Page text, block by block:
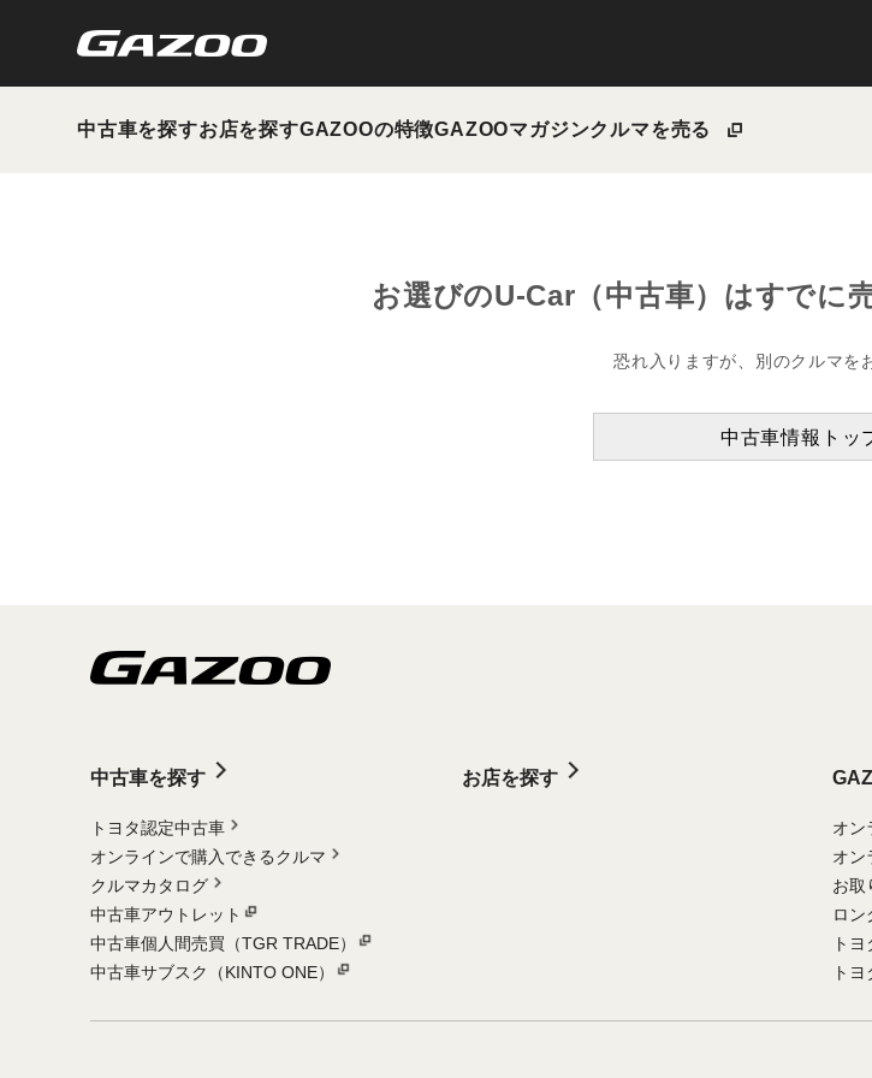
中古車を探すお店を探すGAZOOの特徴GAZOOマガジンクルマを売る
お選びのU-Car（中古車）はすでに
恐れ入りますが、別のクルマを
中古車情報トッ
中古車を探す
トヨタ認定中古車
オンラインで購入できるクルマ
クルマカタログ
中古車アウトレット
中古車個人間売買（TGR TRADE）
中古車サブスク（KINTO ONE）
お店を探す
オン
オン
お取
ロン
ト
ト